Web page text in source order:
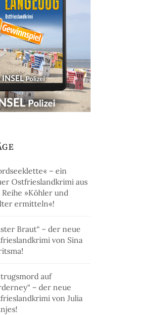
– ein
Ostfrieslandkrimi aus
»Köhler und
ermitteln«!
Braut“ – der neue
von Sina
auf
– der neue
von Julia